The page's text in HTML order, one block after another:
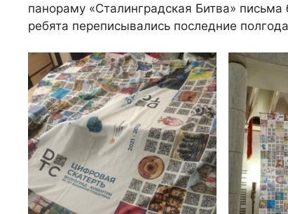
панораму «Сталинградская Битва»
ребята переписывались последние